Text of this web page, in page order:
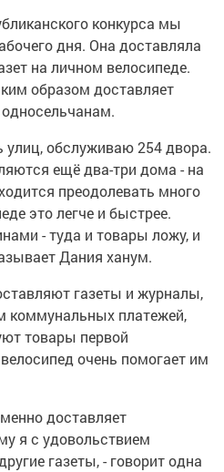
конкурса мы
дня. Она доставляла
на личном велосипеде.
образом доставляет
улиц, обслуживаю 254 двора.
ещё два-три дома - на
преодолевать много
это легче и быстрее.
- туда и товары ложу, и
Дания ханум.
газеты и журналы,
коммунальных платежей,
товары первой
очень помогает им
доставляет
я с удовольствием
газеты, - говорит одна